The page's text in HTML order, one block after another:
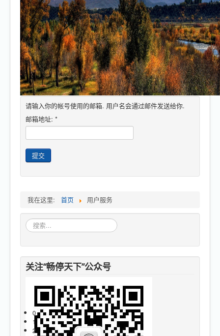
智慧收银
智慧社区
设备销售
核心优势
0
1
2
请输入你的帐号使用的邮箱. 用户名会通过邮件发送给你.
邮箱地址: *
提交
我在这里: 首页 用户服务
站
内
索
关注“畅停天下”公众号